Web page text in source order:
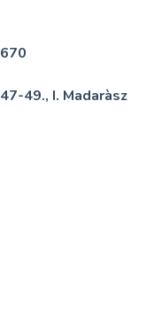
49., I. Madaràsz